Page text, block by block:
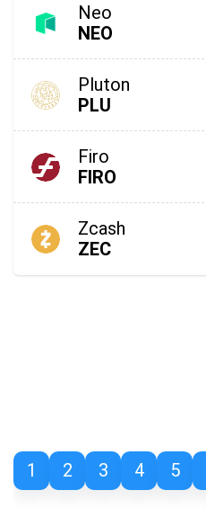
Neo
NEO
Pluton
PLU
Firo
FIRO
Zcash
ZEC
1 2 3 4 5